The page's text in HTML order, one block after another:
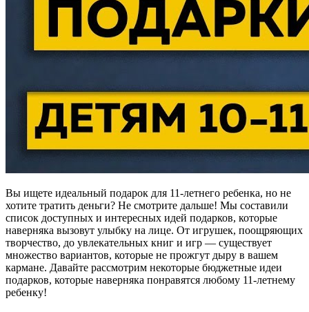
Вы ищете идеальный подарок для 11-летнего ребенка, но не
хотите тратить деньги? Не смотрите дальше! Мы составили
список доступных и интересных идей подарков, которые
наверняка вызовут улыбку на лице. От игрушек, поощряющих
творчество, до увлекательных книг и игр — существует
множество вариантов, которые не прожгут дыру в вашем
кармане. Давайте рассмотрим некоторые бюджетные идеи
подарков, которые наверняка понравятся любому 11-летнему
ребенку!